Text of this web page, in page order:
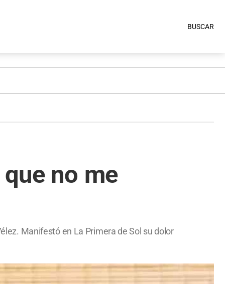
BUSCAR
no me
Manifestó en La Primera de Sol su dolor